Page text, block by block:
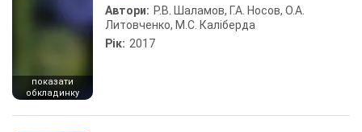
показати
обкладинку
Автори: Р.В. Шаламов, Г.А. Носов, О.А.
Литовченко, М.С. Каліберда
Рік: 2017